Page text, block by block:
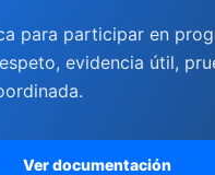
para participar en
evidencia útil,
Ver documentación